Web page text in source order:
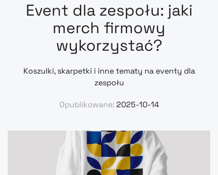
Event dla zespołu: jaki
merch firmowy
wykorzystać?
Koszulki, skarpetki i inne tematy na eventy dla
zespołu
Opublikowane: 2025-10-14